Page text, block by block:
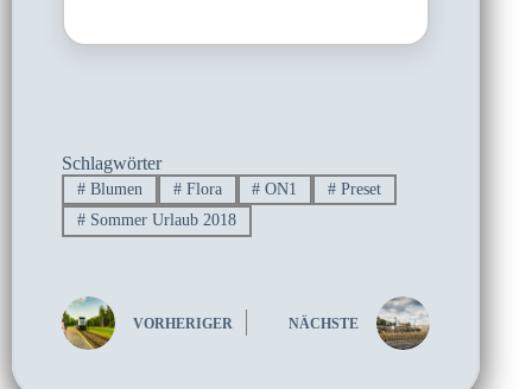
Schlagwörter
#Blumen #Flora # ON1 # Preset
#Sommer Urlaub 2018
VORHERIGER NÄCHSTE